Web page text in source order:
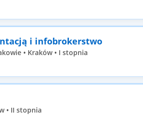
i infobrokerstwo
• Kraków • I stopnia
• II stopnia